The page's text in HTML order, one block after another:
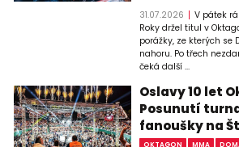
31.07.2026
V pátek
Roky držel titul v
porážky, ze kterých se
nahoru. Po třech
čeká další ...
Oslavy 10 let
Posunutí
fanoušky na
OKTAGON MMA